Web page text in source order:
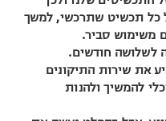
כל תכשיט שתרכשי, למשך
משימוש סביר.
לשלושה חודשים.
את שירות התיקונים
להמשיך ולהנות